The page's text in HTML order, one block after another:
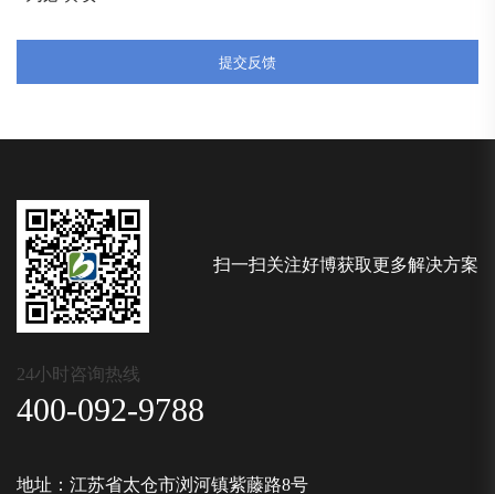
扫一扫关注好博获取更多解决方案
24小时咨询热线
400-092-9788
地址：江苏省太仓市浏河镇紫藤路8号